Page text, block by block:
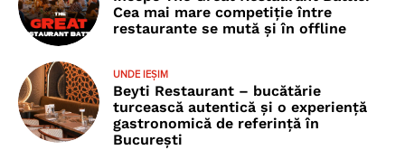
Cea mai mare competiție între
restaurante se mută și în offline
UNDE IEȘIM
Beyti Restaurant – bucătărie
turcească autentică și o experiență
gastronomică de referință în
București